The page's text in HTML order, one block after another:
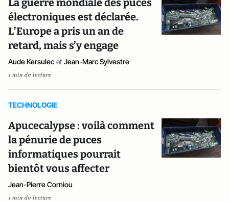
La guerre mondiale des puces
électroniques est déclarée.
L’Europe a pris un an de
retard, mais s’y engage
Aude Kersulec et Jean-Marc Sylvestre
1 min de lecture
TECHNOLOGIE
Apucecalypse : voilà comment
la pénurie de puces
informatiques pourrait
bientôt vous affecter
Jean-Pierre Corniou
1 min de lecture